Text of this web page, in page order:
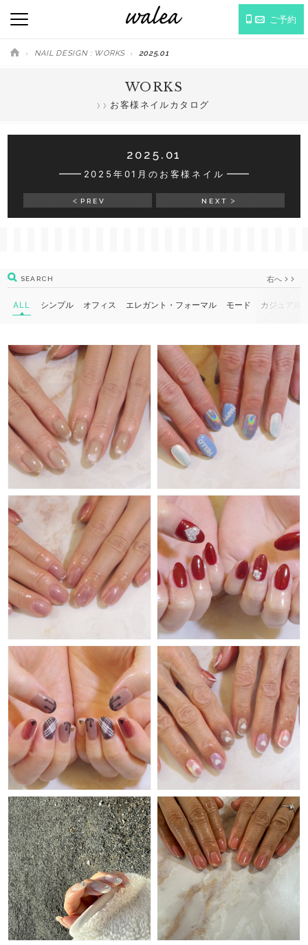
ご予約
NAIL DESIGN : WORKS 2025.01
WORKS
お客様ネイルカタログ
2025.01
2025年01月のお客様ネイル
PREV NEXT
SEARCH 右へ
ALL シンプル オフィス エレガント・フォーマル モード カジュアル